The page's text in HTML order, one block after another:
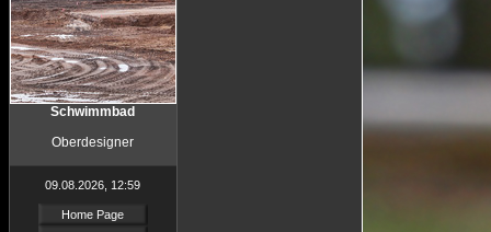
Schwimmbad
Oberdesigner
09.08.2026, 12:59
Home Page